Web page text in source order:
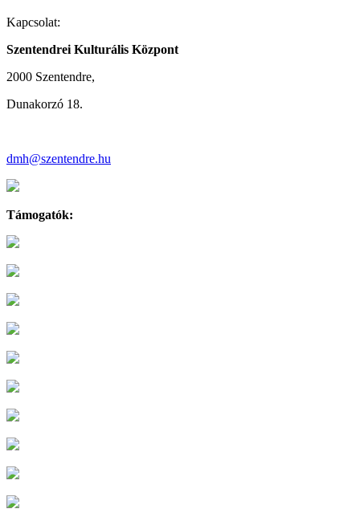
Kapcsolat:
Szentendrei Kulturális Központ
2000 Szentendre,
Dunakorzó 18.
dmh@szentendre.hu
Támogatók: